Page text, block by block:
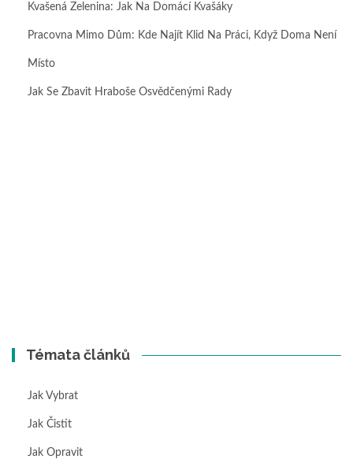
Kvašená Zelenina: Jak Na Domácí Kvašáky
Pracovna Mimo Dům: Kde Najít Klid Na Práci, Když Doma Není
Místo
Jak Se Zbavit Hraboše Osvědčenými Rady
Témata článků
Jak Vybrat
Jak Čistit
Jak Opravit